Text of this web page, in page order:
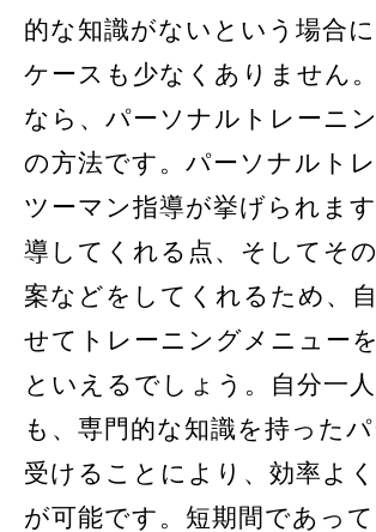
的な知識がないという場合
ケースも少なくありません
なら、パーソナルトレーニ
の方法です。パーソナルト
ツーマン指導が挙げられま
導してくれる点、そしてそ
案などをしてくれるため、
せてトレーニングメニュー
といえるでしょう。自分一
も、専門的な知識を持った
受けることにより、効率よ
が可能です。短期間であっ